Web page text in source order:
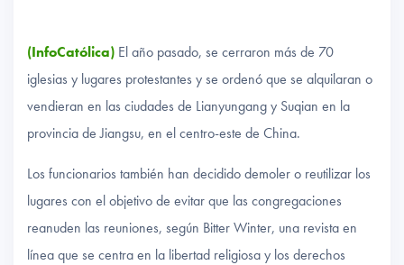
(InfoCatólica) El año pasado, se cerraron más de 70
iglesias y lugares protestantes y se ordenó que se alquilaran o
vendieran en las ciudades de Lianyungang y Suqian en la
provincia de Jiangsu, en el centro-este de China.
Los funcionarios también han decidido demoler o reutilizar los
lugares con el objetivo de evitar que las congregaciones
reanuden las reuniones, según Bitter Winter, una revista en
línea que se centra en la libertad religiosa y los derechos